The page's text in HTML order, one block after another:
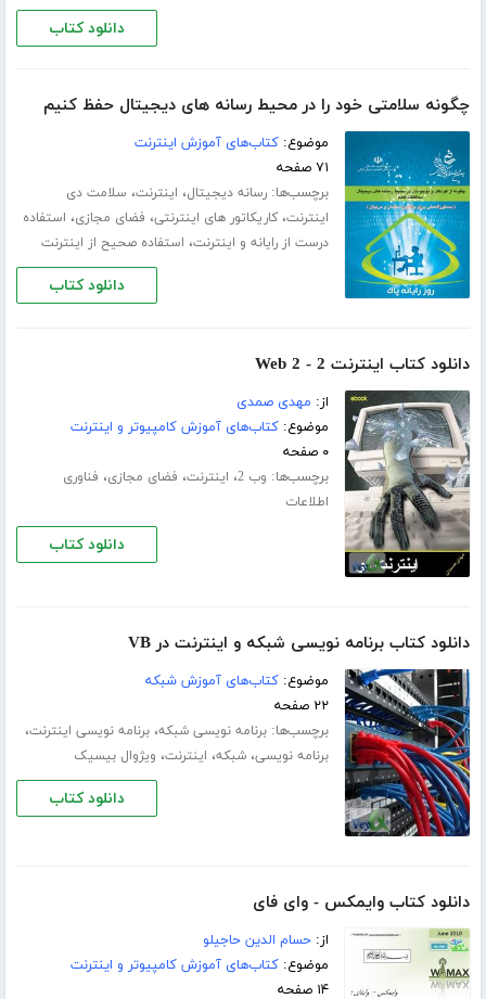
دانلود کتاب
چگونه سلامتی خود را در محیط رسانه های دیجیتال حفظ کنیم
موضوع:کتاب‌های آموزش اینترنت
۷۱ صفحه
برچسب‌ها:رسانه دیجیتال، اینترنت، سلامت دی
اینترنت،کاریکاتور های اینترنتی، فضای مجازی، استفاده
درست از رایانه و اینترنت، استفاده صحیح از اینترنت
دانلود کتاب
دانلود کتاب اینترنت 2 - Web 2
از: مهدی صمدی
موضوع:کتاب‌های آموزش کامپیوتر و اینترنت
۰ صفحه
برچسب‌ها: وب 2 ، اینترنت، فضای مجازی، فناوری
اطلاعات
دانلود کتاب
دانلود کتاب برنامه نویسی شبکه و اینترنت در VB
موضوع:کتاب‌های آموزش شبکه
۲۲ صفحه
برچسب‌ها:برنامه نویسی شبکه،برنامه نویسی اینترنت،
برنامه نویسی،شبکه، اینترنت، ویژوال بیسیک
دانلود کتاب
دانلود کتاب وایمکس - وای فای
از:حسام الدین حاجیلو
موضوع:کتاب‌های آموزش کامپیوتر و اینترنت
۱۴ صفحه